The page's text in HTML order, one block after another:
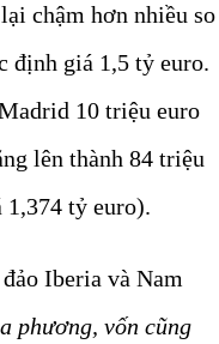
chậm hơn nhiều so
định giá 1,5 tỷ euro.
10 triệu euro
lên thành 84 triệu
tỷ euro).
Iberia và Nam
phương, vốn cũng